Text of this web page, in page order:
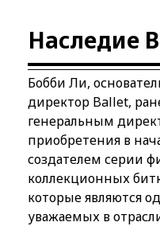
Наследие
Бобби Ли,
директор Ballet,
генеральным
приобретения в
создателем серии
коллекционных
которые являются
уважаемых в